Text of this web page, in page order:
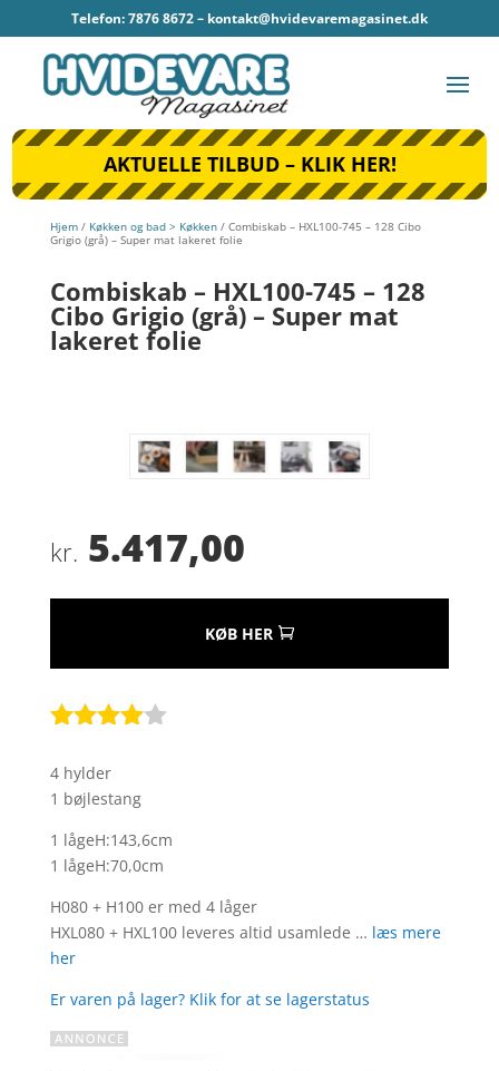
Telefon: 7876 8672 – kontakt@hvidevaremagasinet.dk
AKTUELLE TILBUD – KLIK HER!
Hjem/ Køkken og bad > Køkken/ Combiskab – HXL100-745 – 128 Cibo
Grigio (grå) – Super mat lakeret folie
Combiskab – HXL100-745 – 128
Cibo Grigio (grå) – Super mat
lakeret folie
kr. 5.417,00
KØB HER
som
ud af 5
baseret
på
kundebed
ømmels
er
4 hylder
1 bøjlestang
1 lågeH:143,6cm
1 lågeH:70,0cm
H080 + H100 er med 4 låger
HXL080 + HXL100 leveres altid usamlede … læs mere
her
Er varen på lager? Klik for at se lagerstatus